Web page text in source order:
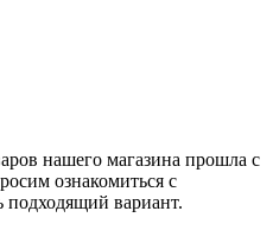
нашего магазина прошла с
ознакомиться с
подходящий вариант.